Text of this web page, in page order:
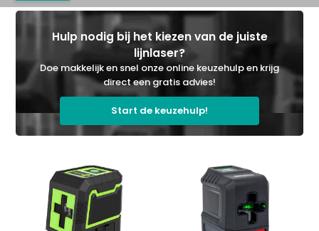
Hulp nodig bij het kiezen van de juiste
lijnlaser?
Doe makkelijk en snel onze online keuzehulp en krijg
direct een gratis advies!
Start de keuzehulp!